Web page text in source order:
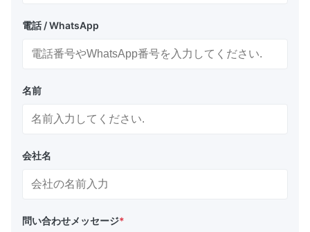
電話 / WhatsApp
名前
会社名
問い合わせメッセージ*